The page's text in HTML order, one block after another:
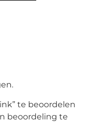
te beoordelen
beoordeling te